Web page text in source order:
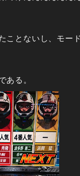
ことないし、モー
ある。